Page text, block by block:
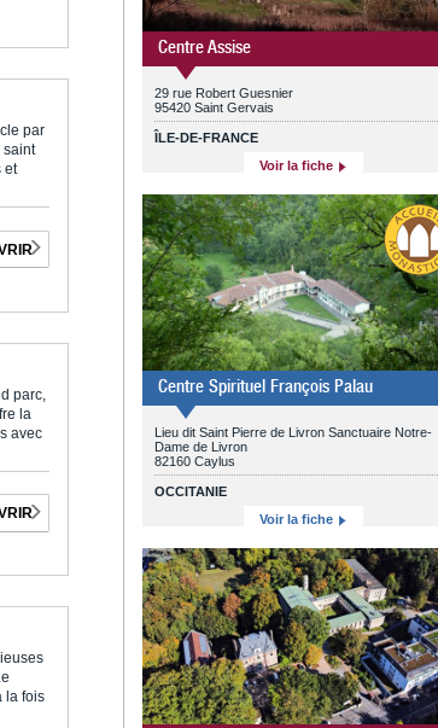
par
saint
et
parc,
la
avec
la fois
Centre Assise
29 rue Robert Guesnier
95420 Saint Gervais
ÎLE-DE-FRANCE
Voir la fiche
Centre Spirituel François Palau
Lieu dit Saint Pierre de Livron Sanctuaire Notre-
Dame de Livron
82160 Caylus
OCCITANIE
Voir la fiche